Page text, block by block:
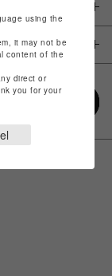
using the
it may not be
content of the
direct or
you for your